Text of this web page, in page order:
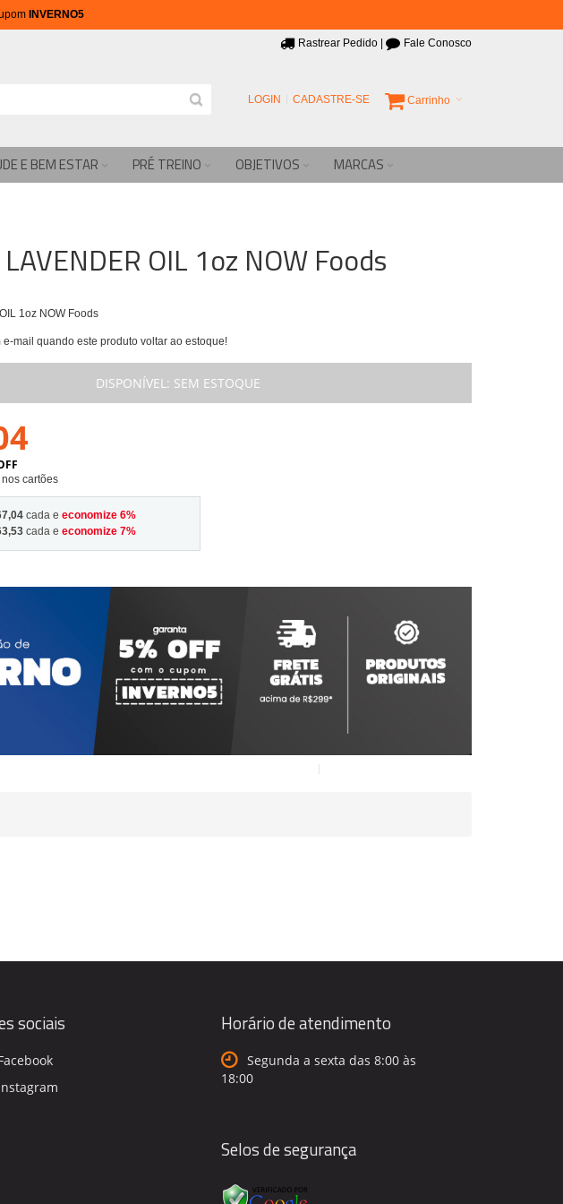
INVERNO5
Rastrear Pedido Fale Conosco
Carrinho
LOGIN CADASTRE-SE
E BEM ESTAR PRÉ TREINO OBJETIVOS MARCAS
LAVENDER OIL 1oz NOW Foods
1oz NOW Foods
e-mail quando este produto voltar ao estoque!
DISPONÍVEL: SEM ESTOQUE
cartões
cada e economize 6%
cada e economize 7%
sociais Horário de atendimento
Segunda a sexta das 8:00 às
18:00
Selos de segurança